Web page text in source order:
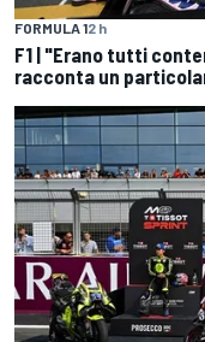
FORMULA 12 h
F1 | "Erano tutti
racconta un